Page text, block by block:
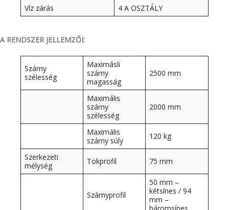
Víz zárás 4 A OSZTÁLY
A RENDSZER JELLEMZŐI:
Szárny
szélesség
Maximásli
szárny
magasság
2500 mm
Maximális
szárny
szélesség
2000 mm
Maximális
szárny súly
120 kg
Szerkezeti
mélység
Tokprofil 75 mm
Szárnyprofil
50 mm –
kétsínes / 94
mm –
háromsínes